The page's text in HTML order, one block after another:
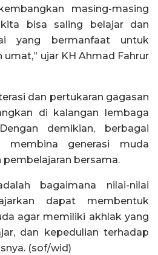
masing-masing
bisa saling belajar dan
yang bermanfaat untuk
ujar KH Ahmad Fahrur
dan pertukaran gagasan
di kalangan lembaga
demikian, berbagai
membina generasi muda
bersama.
bagaimana nilai-nilai
dapat membentuk
agar memiliki akhlak yang
dan kepedulian terhadap
(sof/wid)